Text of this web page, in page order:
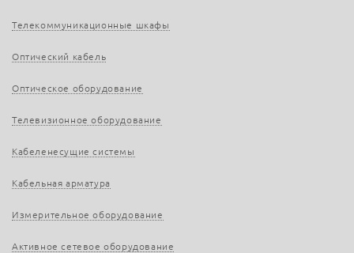
Телекоммуникационные шкафы
Оптический кабель
Оптическое оборудование
Телевизионное оборудование
Кабеленесущие системы
Кабельная арматура
Измерительное оборудование
Активное сетевое оборудование